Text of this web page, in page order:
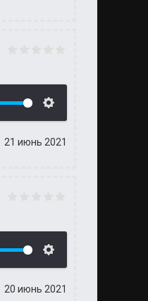
21 июнь 2021
20 июнь 2021